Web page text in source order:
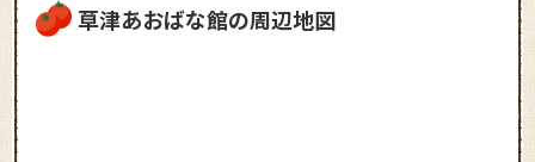
草津あおばな館の周辺地図